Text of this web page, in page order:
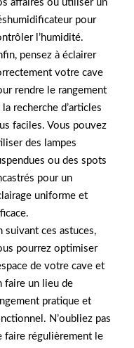
affaires ou utiliser un
pour
l’humidité.
pensez à éclairer
votre cave
rendre le rangement
la recherche d’articles
faciles. Vous pouvez
des lampes
ou des spots
pour un
uniforme et
suivant ces astuces,
pourrez optimiser
de votre cave et
faire un lieu de
pratique et
N’oubliez pas
faire régulièrement le